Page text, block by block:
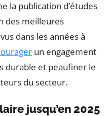
la publication d’études
des meilleures
dans les années à
un engagement
durable et peaufiner le
du secteur.
jusqu’en 2025